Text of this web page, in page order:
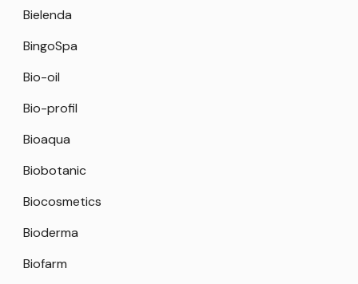
Bielenda
BingoSpa
Bio-oil
Bio-profil
Bioaqua
Biobotanic
Biocosmetics
Bioderma
Biofarm